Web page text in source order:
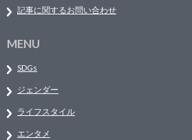
記事に関するお問い合わせ
MENU
SDGs
ジェンダー
ライフスタイル
エンタメ